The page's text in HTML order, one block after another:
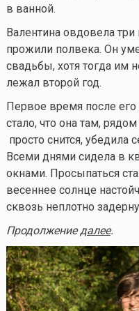
в ванной.
Валентина овдовела три
прожили полвека. Он
свадьбы, хотя тогда им
лежал второй год.
Первое время после его
стало, что она там,
просто снится, убедила
Всеми днями сидела в
окнами. Просыпаться
весеннее солнце
сквозь неплотно
Продолжениедалее.